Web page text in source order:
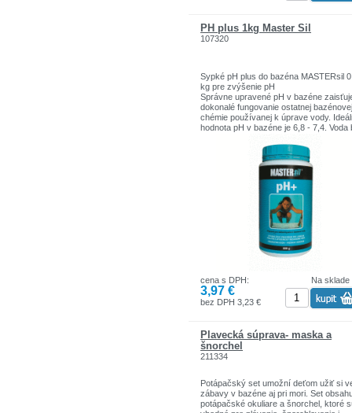
PH plus 1kg Master Sil
107320
Sypké pH plus do bazéna MASTERsil
kg pre zvýšenie pH
Správne upravené pH v bazéne
dokonalé fungovanie ostatnej bazénovej
chémie používanej k úprave vody.
hodnota pH v bazéne je 6,8 - 7,4. Voda
Pre zvýšenie pH vody v bazénoch a
Pre vonkajšie aj vnútorné bazény a
Používajte biocídy bezpečným
Pred použitím si vždy prečítajte etiketu
informácie o výrobku.
Na sklade
cena s DPH:
3,97 €
bez DPH 3,23 €
Plavecká súprava- maska a
šnorchel
211334
Potápačský set umožní deťom užiť si
zábavy v bazéne aj pri mori. Set
potápačské okuliare a šnorchel, ktoré